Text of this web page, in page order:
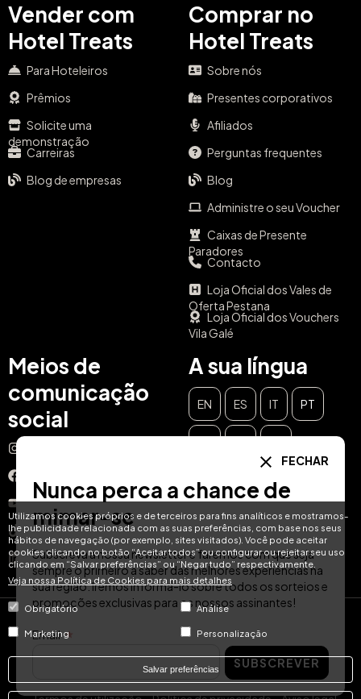
Utilizamos cookies próprios e de terceiros para fins analíticos e mostramos-
lhe publicidade relacionada com as suas preferências, com base nos seus
hábitos de navegação (por exemplo, sites visitados). Você pode aceitar
cookies clicando no botão “Aceitar todos” ou configurar ou rejeitar seu uso
clicando em “Salvar preferências” ou “Negar tudo” respectivamente.
Veja nossa Política de Cookies para mais detalhes
Obrigatório Análise
Marketing Personalização
Salvar preferências
Vender com
Hotel Treats
Para Hoteleiros
Prêmios
Solicite uma
demonstração
Carreiras
Blog de empresas
Comprar no
Hotel Treats
Sobre nós
Presentes corporativos
Afiliados
Perguntas frequentes
Blog
Administre o seu Voucher
Caixas de Presente
Paradores
Contacto
Loja Oficial dos Vales de
Oferta Pestana
Loja Oficial dos Vouchers
Vila Galé
Meios de
comunicação
social
YouTube
TikTok
LinkedIn
A sua língua
EN ES IT PT
© Hotel Treats 2026
Tel: +34 871 51 00 40 (9:00 - 19:00 CEST)
FECHAR
Nunca perca a chance de
mimar-se
Subscreva a nossa newsletter e faremos com que seja
sempre o primeiro a saber das melhores experiências na
sua região. Iremos informá-lo sobre todos os sorteios e
promoções exclusivas para os nossos assinantes!
Email
SUBSCREVER